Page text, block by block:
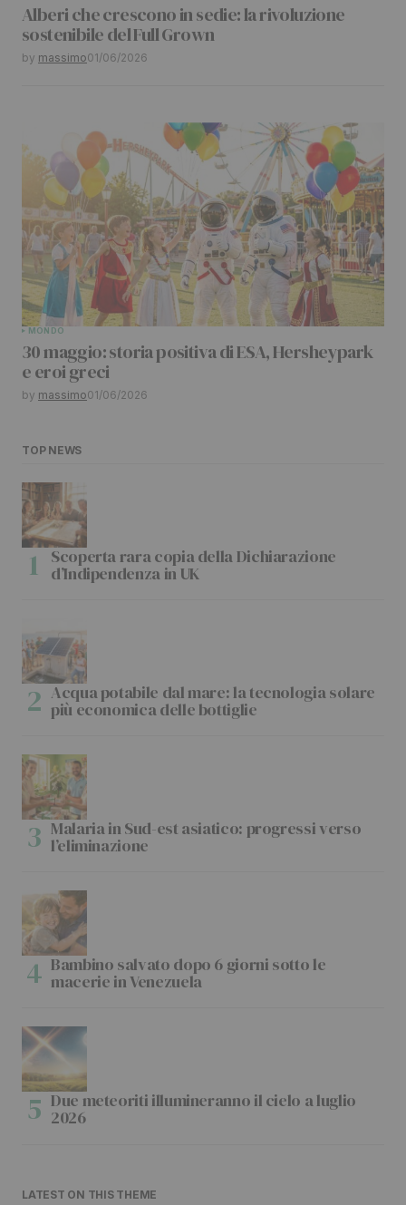
Alberi che crescono in sedie: la rivoluzione
sostenibile del Full Grown
by massimo01/06/2026
MONDO
30 maggio: storia positiva di ESA, Hersheypark
e eroi greci
by massimo01/06/2026
TOP NEWS
Scoperta rara copia della Dichiarazione
d’Indipendenza in UK
Acqua potabile dal mare: la tecnologia solare
più economica delle bottiglie
Malaria in Sud-est asiatico: progressi verso
l’eliminazione
Bambino salvato dopo 6 giorni sotto le
macerie in Venezuela
Due meteoriti illumineranno il cielo a luglio
2026
LATEST ON THIS THEME